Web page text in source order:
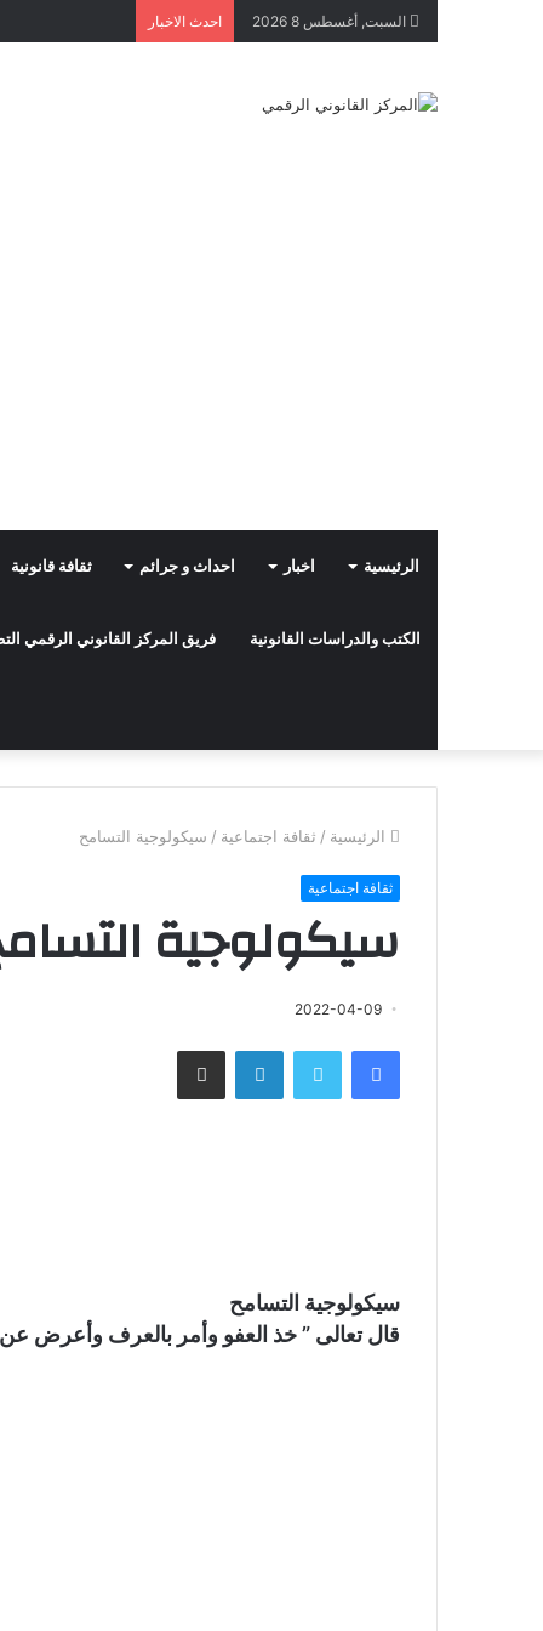
السبت, أغسطس 8 2026 احدث الاخبار
الرئيسية اخبار احداث و جرائم ثقافة قانونية
الكتب والدراسات القانونية فريق المركز القانوني الرقمي
الرئيسية / ثقافة اجتماعية / سيكولوجية التسامح
ثقافة اجتماعية
سيكولوجية
2022-04-09
فيسبوك تويتر لينكدإن مشاركة عبر البريد
سيكولوجية التسامح
قال تعالى ” خذ العفو وأمر بالعرف وأعرض عن